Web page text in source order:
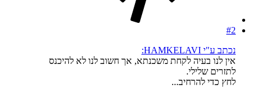
#2
נכתב ע"י HAMKELAVI:
אין לנו בעיה לקחת משכנתא, אך חשוב לנו לא להיכנס
לתזרים שלילי.
לחץ כדי להרחיב...